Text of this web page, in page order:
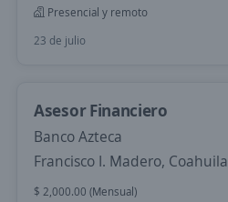
Presencial y remoto
23 de julio
Asesor Financiero
Banco Azteca
Francisco I. Madero, Coahuila
$ 2,000.00 (Mensual)